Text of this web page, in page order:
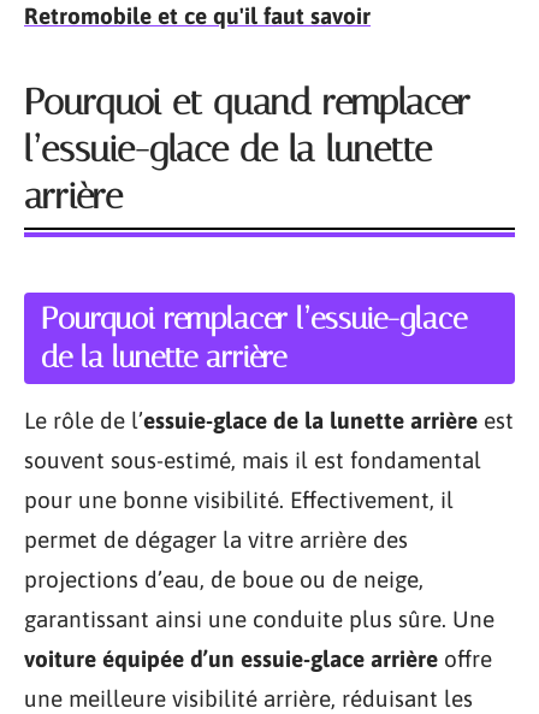
Retromobile et ce qu'il faut savoir
Pourquoi et quand remplacer
l’essuie-glace de la lunette
arrière
Pourquoi remplacer l’essuie-glace
de la lunette arrière
Le rôle de l’essuie-glace de la lunette arrière est
souvent sous-estimé, mais il est fondamental
pour une bonne visibilité. Effectivement, il
permet de dégager la vitre arrière des
projections d’eau, de boue ou de neige,
garantissant ainsi une conduite plus sûre. Une
voiture équipée d’un essuie-glace arrière offre
une meilleure visibilité arrière, réduisant les